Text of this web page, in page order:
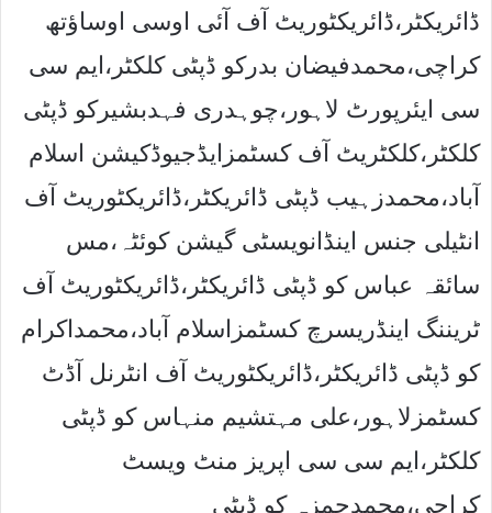
ڈائریکٹر،ڈائریکٹوریٹ آف آئی اوسی اوساﺅتھ
کراچی،محمدفیضان بدرکو ڈپٹی کلکٹر،ایم سی
سی ایئرپورٹ لاہور،چوہدری فہدبشیرکو ڈپٹی
کلکٹر،کلکٹریٹ آف کسٹمزایڈجیوڈکیشن اسلام
آباد،محمدزہیب ڈپٹی ڈائریکٹر،ڈائریکٹوریٹ آف
انٹیلی جنس اینڈانویسٹی گیشن کوئٹہ،مس
سائقہ عباس کو ڈپٹی ڈائریکٹر،ڈائریکٹوریٹ آف
ٹریننگ اینڈریسرچ کسٹمزاسلام آباد،محمداکرام
کو ڈپٹی ڈائریکٹر،ڈائریکٹوریٹ آف انٹرنل آڈٹ
کسٹمزلاہور،علی مہتشیم منہاس کو ڈپٹی
کلکٹر،ایم سی سی اپریز منٹ ویسٹ
کراچی،محمدحمزہ کو ڈپٹی